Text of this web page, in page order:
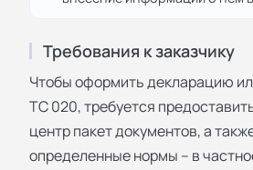
Требования к заказчику
Чтобы оформить декларацию
ТС 020, требуется
центр пакет документов, а
определенные нормы – в